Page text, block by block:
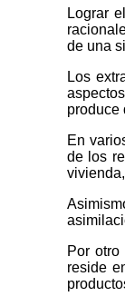
Lograr
de una
Los
produce
En
de los
Por
reside